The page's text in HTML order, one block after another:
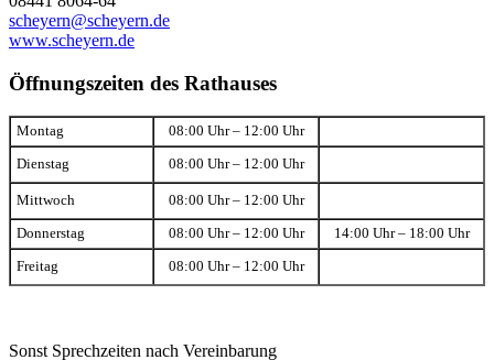
scheyern@scheyern.de
www.scheyern.de
Öffnungszeiten des Rathauses
Montag 08:00 Uhr – 12:00 Uhr
Dienstag 08:00 Uhr – 12:00 Uhr
Mittwoch 08:00 Uhr – 12:00 Uhr
Donnerstag 08:00 Uhr – 12:00 Uhr 14:00 Uhr – 18:00 Uhr
Freitag 08:00 Uhr – 12:00 Uhr
Sonst Sprechzeiten nach Vereinbarung